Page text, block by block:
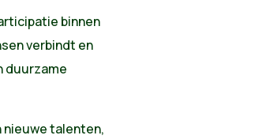
binnen
verbindt en
duurzame
nieuwe talenten,